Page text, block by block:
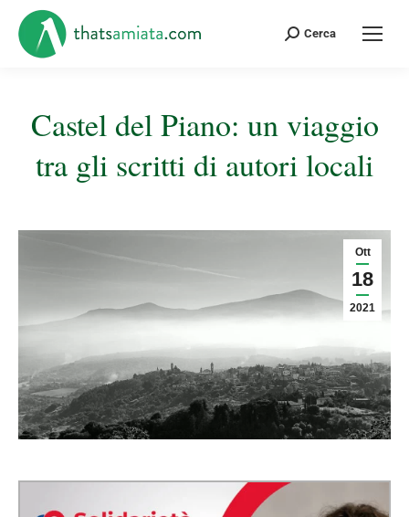
Cerca:
Cerca
Castel del Piano: un viaggio
tra gli scritti di autori locali
Ott
18
2021